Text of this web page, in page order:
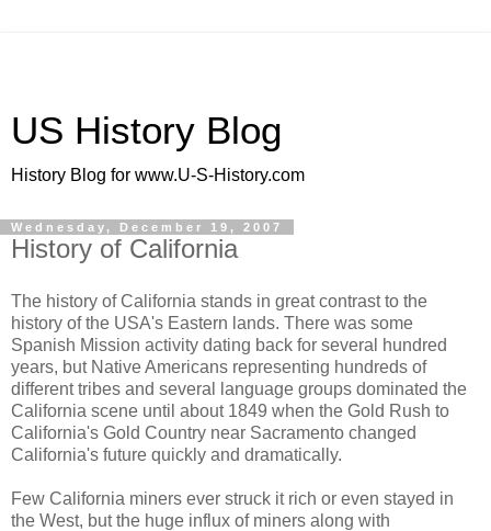
US History Blog
History Blog for www.U-S-History.com
Wednesday, December 19, 2007
History of California
The history of California stands in great contrast to the
history of the USA's Eastern lands. There was some
Spanish Mission activity dating back for several hundred
years, but Native Americans representing hundreds of
different tribes and several language groups dominated the
California scene until about 1849 when the Gold Rush to
California's Gold Country near Sacramento changed
California's future quickly and dramatically.
Few California miners ever struck it rich or even stayed in
the West, but the huge influx of miners along with